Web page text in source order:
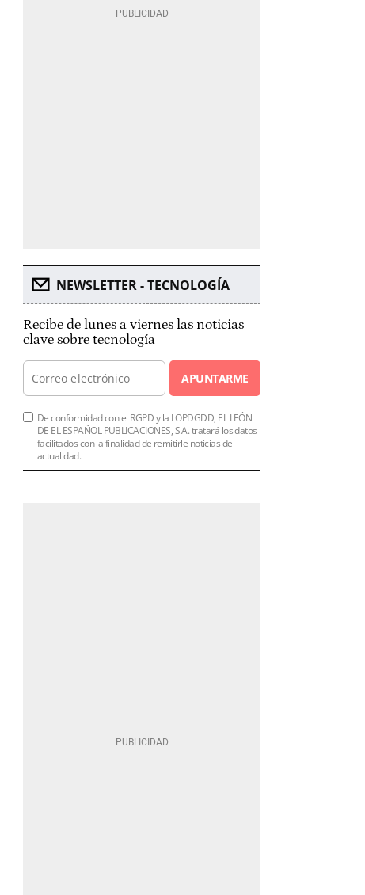
NEWSLETTER - TECNOLOGÍA
Recibe de lunes a viernes las noticias
clave sobre tecnología
APUNTARME
De conformidad con el RGPD y la LOPDGDD, EL LEÓN
DE EL ESPAÑOL PUBLICACIONES, S.A. tratará los datos
facilitados con la finalidad de remitirle noticias de
actualidad.